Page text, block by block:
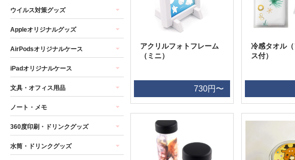
アクリルフォトフレーム
（ミニ）
730円〜
冷感タオル
ス付）
ウイルス対策グッズ
Appleオリジナルグッズ
AirPodsオリジナルケース
iPadオリジナルケース
文具・オフィス用品
ノート・メモ
360度印刷・ドリンクグッズ
水筒・ドリンクグッズ